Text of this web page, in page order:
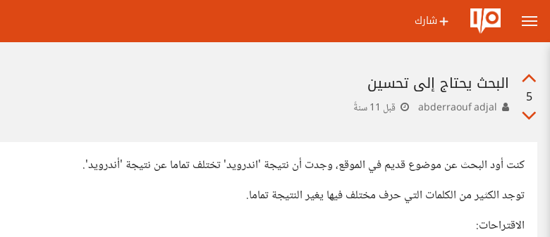
شارك
5
البحث يحتاج إلى تحسين
قبل 11 سنةً
كنت أود البحث عن موضوع قديم في الموقع، وجدت أن نتيجة 'اندرويد' تختلف تماما عن نتيجة 'أندرويد'.
توجد الكثير من الكلمات التي حرف مختلف فيها يغير النتيجة تماما.
الاقتراحات: